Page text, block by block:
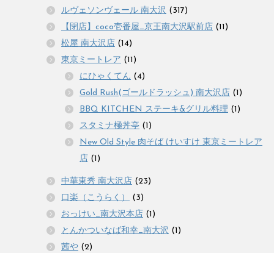
ルヴェソンヴェール 南大沢 (317)
【閉店】coco壱番屋_京王南大沢駅前店 (11)
松屋 南大沢店 (14)
東京ミートレア (11)
にひゃくてん (4)
Gold Rush(ゴールドラッシュ) 南大沢店 (1)
BBQ KITCHEN ステーキ&グリル料理 (1)
スタミナ極丼亭 (1)
New Old Style 肉そば けいすけ 東京ミートレア
店 (1)
中華東秀 南大沢店 (23)
口楽（こうらく）
(3)
おっけい_南大沢本店 (1)
とんかついなば和幸_南大沢 (1)
茜や (2)